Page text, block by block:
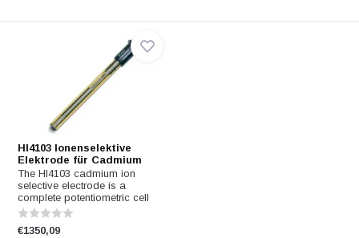
HI4103 Ionenselektive
Elektrode für Cadmium
The HI4103 cadmium ion
selective electrode is a
complete potentiometric cell
€1350,09